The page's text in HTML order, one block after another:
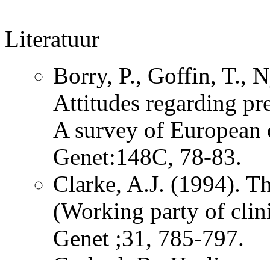
Literatuur
Borry, P., Goffin, T.,
Attitudes regarding
A survey of
Genet:148C, 78-83.
Clarke, A.J. (1994).
(Working party of
Genet ;31, 785-797.